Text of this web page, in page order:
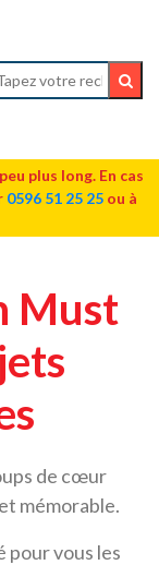
plus long. En cas
0596 51 25 25 ou à
Must
de cœur
mémorable.
pour vous les